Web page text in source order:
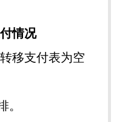
情况
移支付表为空